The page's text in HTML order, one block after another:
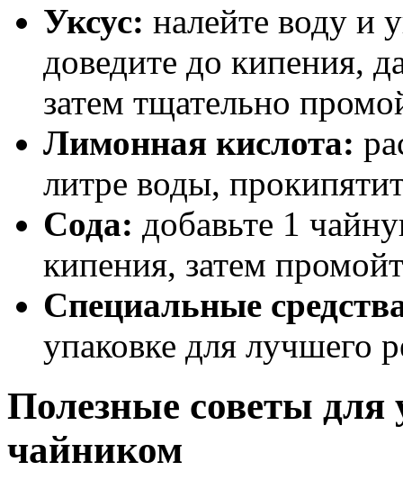
Уксус: налейте воду и
доведите до кипения,
затем тщательно
Лимонная кислота:
литре воды,
Сода: добавьте 1
кипения, затем
Специальные
упаковке для лучшего
Полезные советы для
чайником